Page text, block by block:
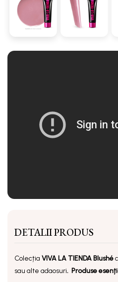
DETALII PRODUS
Colecția VIVA LA TIENDA Blushé
sau alte adaosuri. Produse e